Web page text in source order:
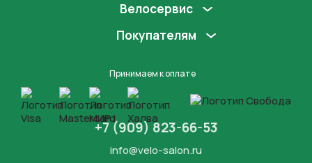
Велосервис
Покупателям
Принимаем к оплате
+7 (909) 823-66-53
info@velo-salon.ru